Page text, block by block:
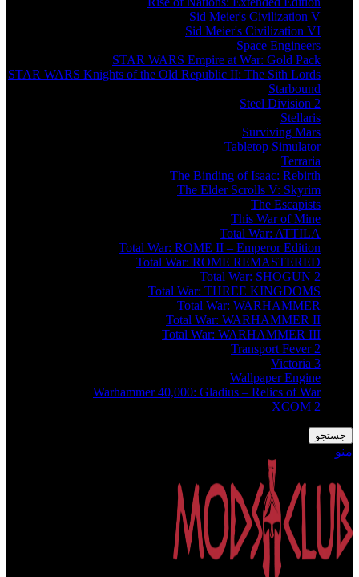
Sid Meier's Civilization V
Sid Meier's Civilization VI
Space Engineers
STAR WARS Empire at War: Gold Pack
STAR WARS Knights of the Old Republic II: The Sith Lords
Starbound
Steel Division 2
Stellaris
Surviving Mars
Tabletop Simulator
Terraria
The Binding of Isaac: Rebirth
The Elder Scrolls V: Skyrim
The Escapists
This War of Mine
Total War: ATTILA
Total War: ROME II – Emperor Edition
Total War: ROME REMASTERED
Total War: SHOGUN 2
Total War: THREE KINGDOMS
Total War: WARHAMMER
Total War: WARHAMMER II
Total War: WARHAMMER III
Transport Fever 2
Victoria 3
Wallpaper Engine
Warhammer 40,000: Gladius – Relics of War
XCOM 2
جستجو
منو